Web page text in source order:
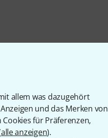
allem was dazugehört
und das Merken von
für Präferenzen,
alle anzeigen).